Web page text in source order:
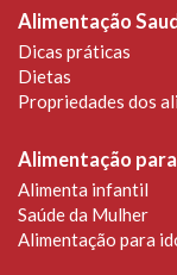
Alimentação
Dicas práticas
Dietas
Propriedades dos
Alimentação
Alimenta infantil
Saúde da Mulher
Alimentação para